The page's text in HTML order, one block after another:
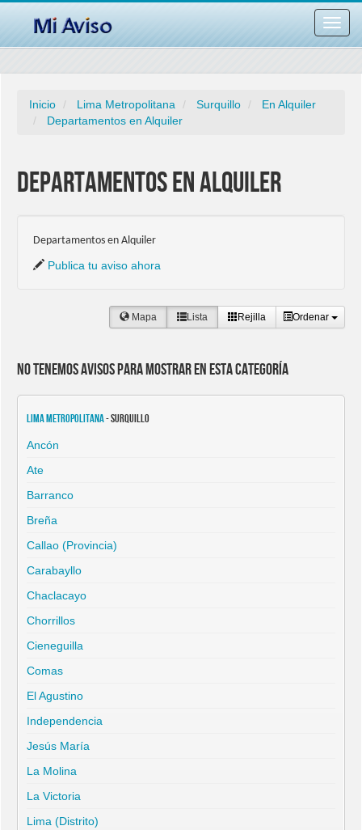
barra
Inicio Lima Metropolitana Surquillo
En Alquiler
Departamentos en Alquiler
Departamentos en Alquiler
Departamentos en Alquiler
Publica tu aviso ahora
Mapa Lista Rejilla Ordenar
No tenemos avisos para mostrar en esta categoría
Lima Metropolitana- Surquillo
Ancón
Ate
Barranco
Breña
Callao (Provincia)
Carabayllo
Chaclacayo
Chorrillos
Cieneguilla
Comas
El Agustino
Independencia
Jesús María
La Molina
La Victoria
Lima (Distrito)